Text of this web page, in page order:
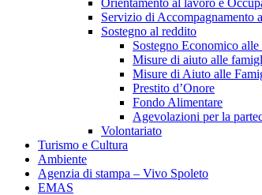
Servizio di Accompagnamento
Sostegno al reddito
Sostegno Economico
Misure di aiuto alle
Misure di Aiuto alle
Prestito d’Onore
Fondo Alimentare
Agevolazioni per la
Volontariato
Turismo e Cultura
Ambiente
Agenzia di stampa – Vivo Spoleto
EMAS